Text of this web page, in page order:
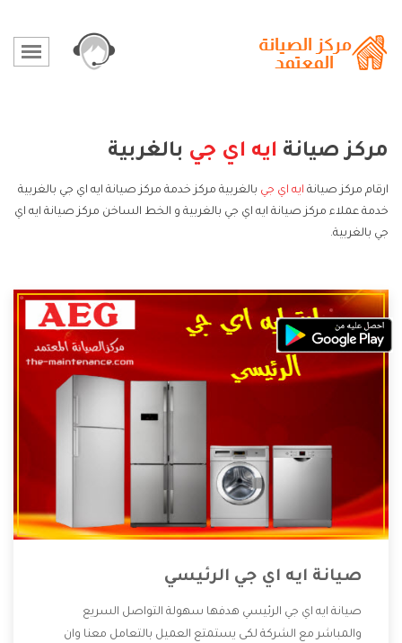
مركز صيانة ايه اي جي بالغربية
ارقام مركز صيانة ايه اي جي بالغربية مركز خدمة مركز صيانة ايه اي جي بالغربية
خدمة عملاء مركز صيانة ايه اي جي بالغربية و الخط الساخن مركز صيانة ايه اي
جي بالغربية.
صيانة ايه اي جي الرئيسي
صيانة ايه اي جي الرئيسي هدفها سهولة التواصل السريع
والمباشر مع الشركة لكى يستمتع العميل بالتعامل معنا وان